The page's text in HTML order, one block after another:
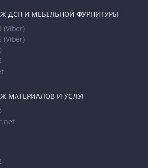
ДСП И МЕБЕЛЬНОЙ ФУРНИТУРЫ
(Viber)
(Viber)
МАТЕРИАЛОВ И УСЛУГ